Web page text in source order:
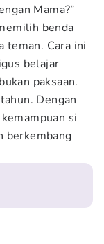
Mama?”
benda
teman. Cara ini
belajar
paksaan.
Dengan
si
berkembang